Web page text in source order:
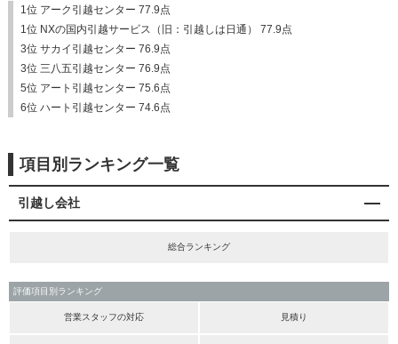
1位 アーク引越センター 77.9点
1位 NXの国内引越サービス（旧：引越しは日通） 77.9点
3位 サカイ引越センター 76.9点
3位 三八五引越センター 76.9点
5位 アート引越センター 75.6点
6位 ハート引越センター 74.6点
項目別ランキング一覧
引越し会社
総合ランキング
評価項目別ランキング
営業スタッフの対応 見積り